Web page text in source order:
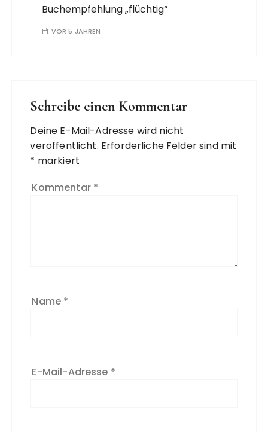
Buchempfehlung „flüchtig“
VOR 5 JAHREN
Schreibe einen Kommentar
Deine E-Mail-Adresse wird nicht
veröffentlicht. Erforderliche Felder sind mit
* markiert
Kommentar *
Name *
E-Mail-Adresse *